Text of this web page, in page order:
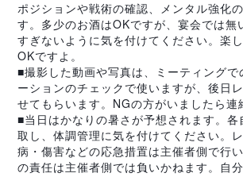
ポジションや戦術の確認、メンタル強化
す。多少のお酒はOKですが、宴会では無
すぎないように気を付けてください。楽
OKですよ。
■撮影した動画や写真は、ミーティングで
ーションのチェックで使いますが、後日
せてもらいます。NGの方がいましたら連
■当日はかなりの暑さが予想されます。各
取し、体調管理に気を付けてください。
病・傷害などの応急措置は主催者側で行
の責任は主催者側では負いかねます。自